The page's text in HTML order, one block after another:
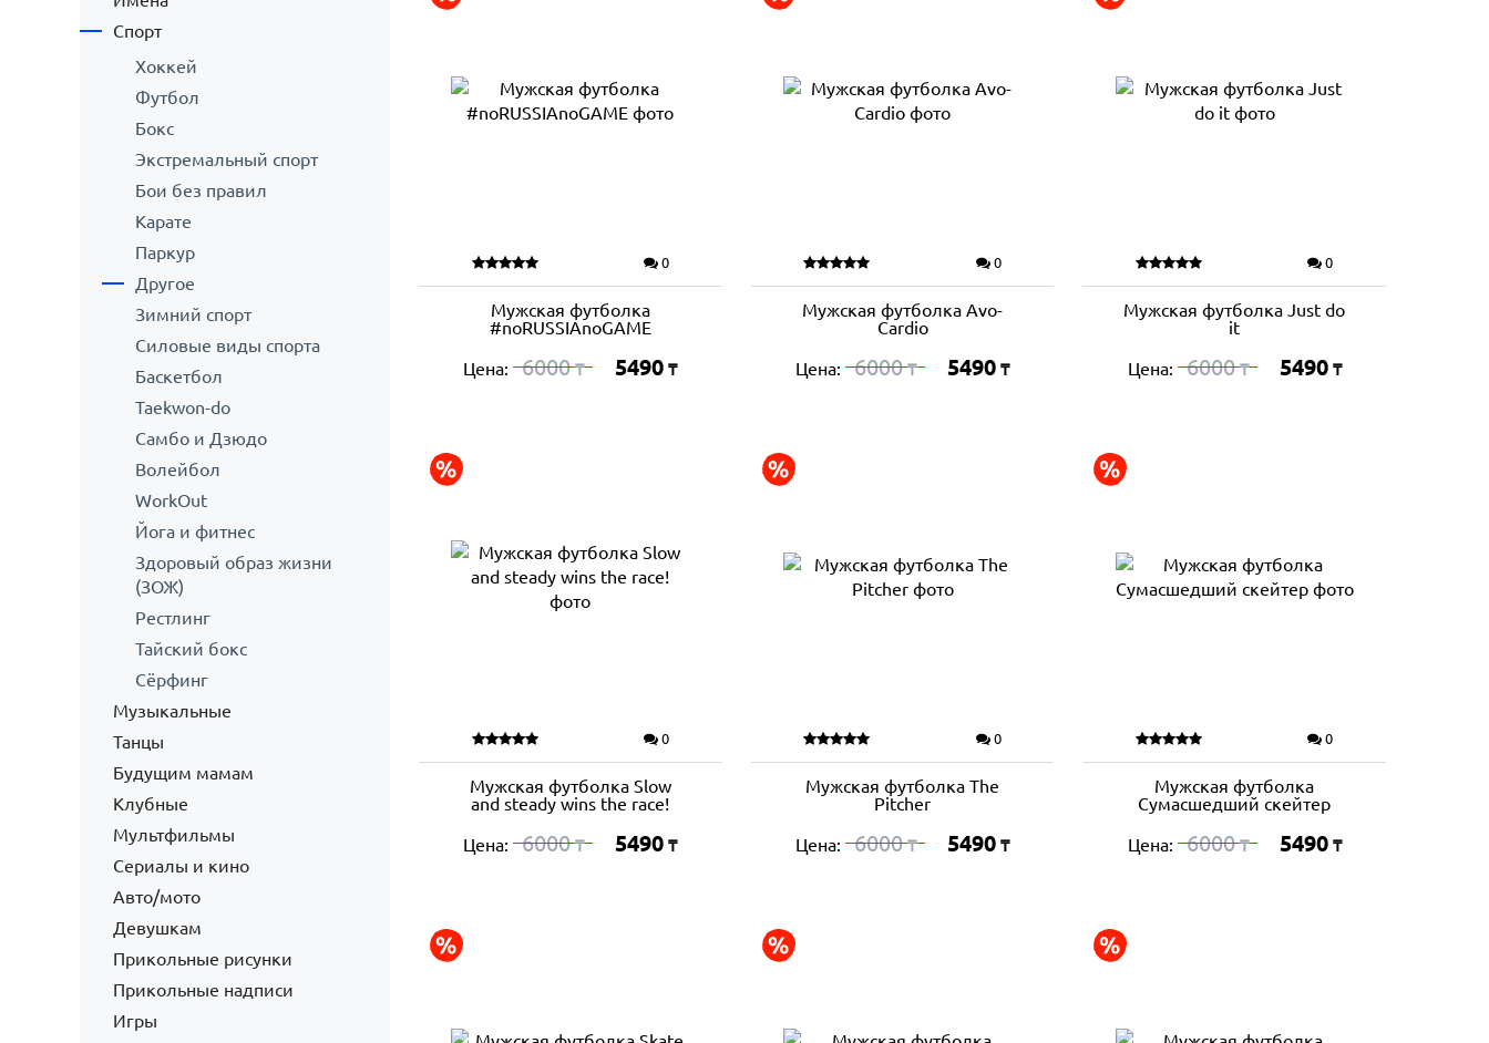
Спорт
Хоккей
Футбол
Бокс
Экстремальный спорт
Бои без правил
Карате
Паркур
Другое
Зимний спорт
Силовые виды спорта
Баскетбол
Taekwon-do
Самбо и Дзюдо
Волейбол
WorkOut
Йога и фитнес
Здоровый образ жизни
(ЗОЖ)
Рестлинг
Тайский бокс
Сёрфинг
Музыкальные
Танцы
Будущим мамам
Клубные
Мультфильмы
Сериалы и кино
Авто/мото
Девушкам
Прикольные рисунки
Прикольные надписи
Игры
0
Мужская футболка
#noRUSSIAnoGAME
Цена: 6000₸ 5490 ₸
0
Мужская футболка Avo-
Cardio
Цена: 6000₸ 5490 ₸
0
Мужская футболка Just do
it
Цена: 6000₸ 5490 ₸
0
Мужская футболка Slow
and steady wins the race!
Цена: 6000₸ 5490 ₸
0
Мужская футболка The
Pitcher
Цена: 6000₸ 5490 ₸
0
Мужская футболка
Сумасшедший скейтер
Цена: 6000₸ 5490 ₸